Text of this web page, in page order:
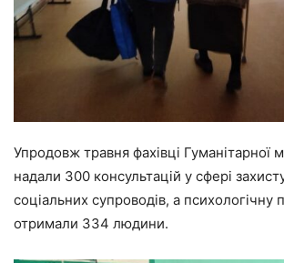
Упродовж травня фахівці Гуманітарної
надали 300 консультацій у сфері
соціальних супроводів, а психологічну
отримали 334 людини.